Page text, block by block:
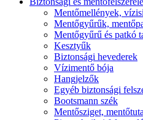
Mentőmellények,
Mentőgyűrűk,
Mentőgyűrű és patkó
Kesztyűk
Biztonsági hevederek
Vízimentő bója
Hangjelzők
Egyéb biztonsági
Bootsmann szék
Mentősziget,